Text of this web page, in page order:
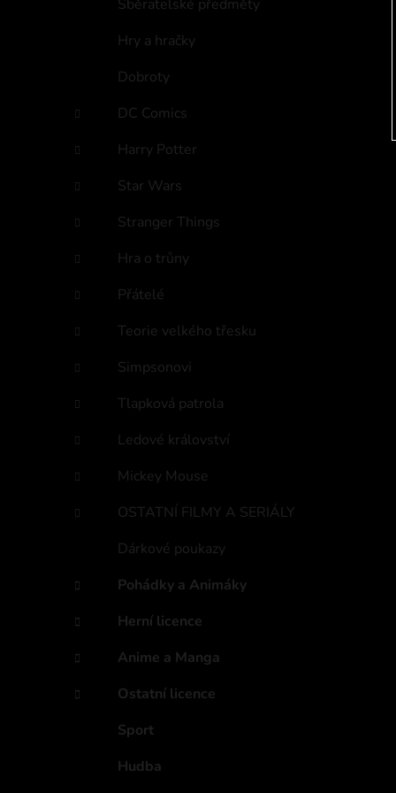
Sběratelské předměty
Hry a hračky
Dobroty
DC Comics
Harry Potter
Star Wars
Stranger Things
Hra o trůny
Přátelé
Teorie velkého třesku
Simpsonovi
Tlapková patrola
Ledové království
Mickey Mouse
OSTATNÍ FILMY A SERIÁLY
Dárkové poukazy
Pohádky a Animáky
Herní licence
Anime a Manga
Ostatní licence
Sport
Hudba